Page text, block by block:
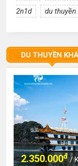
2n1d
du
DU THUYỀN
2.350.000đ/